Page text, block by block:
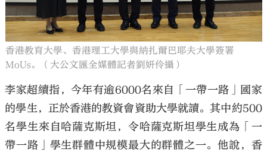
香港教育大學、香港理工大學與納扎爾巴耶夫大學簽署
MoUs。（大公文匯全媒體記者劉妍伶攝）
李家超續指，今年有逾6000名來自「一帶一路」國家
的學生，正於香港的教資會資助大學就讀。其中約500
名學生來自哈薩克斯坦，令哈薩克斯坦學生成為「一
帶一路」學生群體中規模最大的群體之一。他說，香